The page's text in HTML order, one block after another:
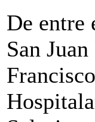
De entre
San